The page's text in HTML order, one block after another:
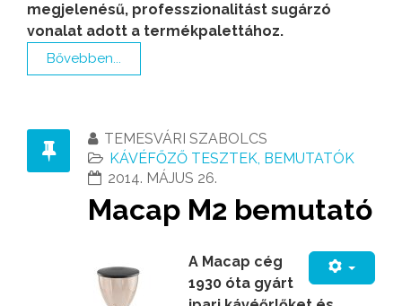
megjelenésű, professzionalitást sugárzó
vonalat adott a termékpalettához.
Bővebben...
TEMESVÁRI SZABOLCS
KÁVÉFŐZŐ TESZTEK, BEMUTATÓK
2014. MÁJUS 26.
Macap M2 bemutató
A Macap cég
1930 óta gyárt